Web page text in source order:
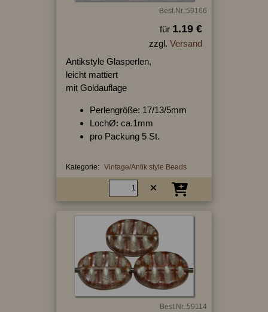
Best.Nr.:59166
für 1.19 €
zzgl. Versand
Antikstyle Glasperlen,
leicht mattiert
mit Goldauflage
Perlengröße: 17/13/5mm
LochØ: ca.1mm
pro Packung 5 St.
Kategorie: Vintage/Antik style Beads
Best.Nr.:59114